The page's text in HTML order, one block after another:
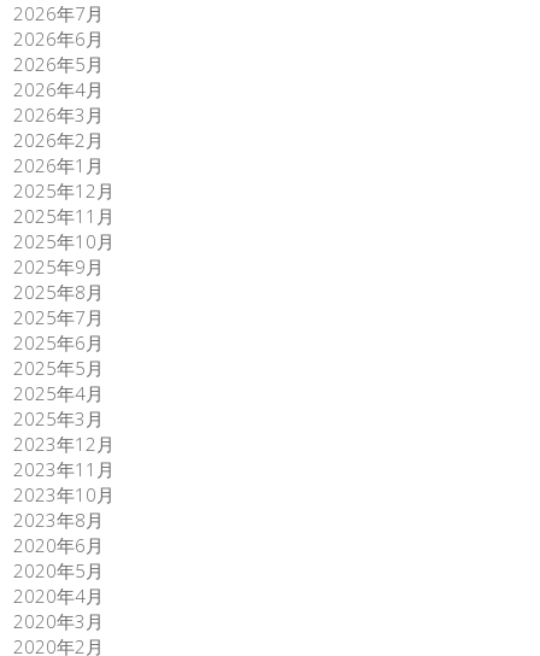
2026年7月
2026年6月
2026年5月
2026年4月
2026年3月
2026年2月
2026年1月
2025年12月
2025年11月
2025年10月
2025年9月
2025年8月
2025年7月
2025年6月
2025年5月
2025年4月
2025年3月
2023年12月
2023年11月
2023年10月
2023年8月
2020年6月
2020年5月
2020年4月
2020年3月
2020年2月